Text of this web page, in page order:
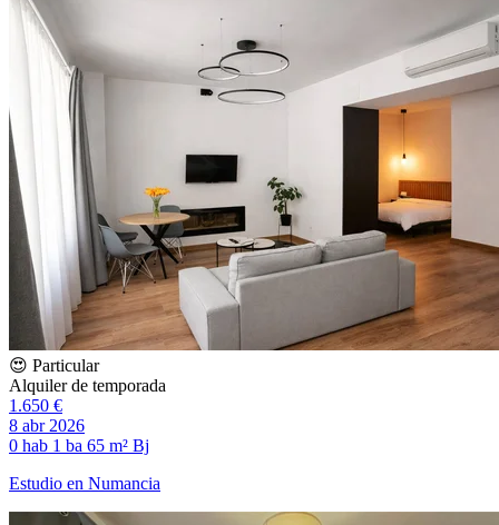
😍 Particular
Alquiler de temporada
1.650 €
8 abr 2026
0 hab 1 ba 65 m² Bj
Estudio en Numancia